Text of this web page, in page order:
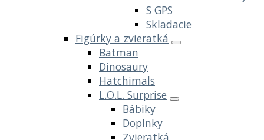
S GPS
Skladacie
Figúrky a zvieratká
Batman
Dinosaury
Hatchimals
L.O.L. Surprise
Bábiky
Doplnky